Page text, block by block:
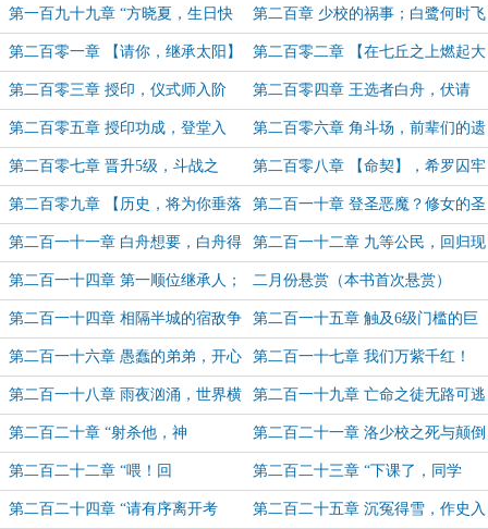
马（6.7k） （7k）
第一百九十九章 “方晓夏，生日快
乐”（8k求票）
第二百章 少校的祸事；白鹭何时飞
翔（5.6k）
第二百零一章 【请你，继承太阳】 第二百零二章 【在七丘之上燃起大
火，将命运焚尽！】
第二百零三章 授印，仪式师入阶 第二百零四章 王选者白舟，伏请
【天枢】授印！（二合一）
第二百零五章 授印功成，登堂入
室！
第二百零六章 角斗场，前辈们的遗
言（5k）
第二百零七章 晋升5级，斗战之
王！
第二百零八章 【命契】，希罗囚牢
第二百零九章 【历史，将为你垂落
目光】
第二百一十章 登圣恶魔？修女的圣
谕（6k）
第二百一十一章 白舟想要，白舟得
到（5k）
第二百一十二章 九等公民，回归现
世（6k）
第二百一十四章 第一顺位继承人；
铸命师的晋升魔药！
二月份悬赏（本书首次悬赏）
第二百一十四章 相隔半城的宿敌争
锋（8.5k，为Aomr盟主加更）
第二百一十五章 触及6级门槛的巨
蟒？一刀斩！（9k求票）
第二百一十六章 愚蠢的弟弟，开心
的哥哥（6.5k）
第二百一十七章 我们万紫千红！
（1w求票）
第二百一十八章 雨夜汹涌，世界横
空飞来（9k求票）
第二百一十九章 亡命之徒无路可逃
（1.1w大章求票）
第二百二十章 “射杀他，神
枪！”（1.1w求票）
第二百二十一章 洛少校之死与颠倒
的世界（9.8k求票）
第二百二十二章 “喂！回
来！”（9.8k求票）
第二百二十三章 “下课了，同学
们”（8k）
第二百二十四章 “请有序离开考 第二百二十五章 沉冤得雪，作史入